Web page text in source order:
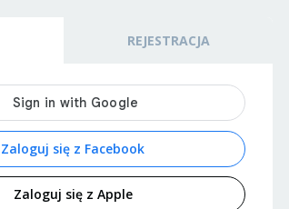
REJESTRACJA
Zaloguj się z Facebook
Zaloguj się z Apple